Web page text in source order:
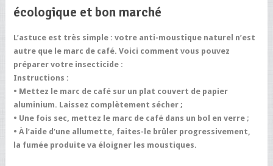
écologique et bon marché
L’astuce est très simple : votre anti-moustique naturel n’est
autre que le marc de café. Voici comment vous pouvez
préparer votre insecticide :
Instructions :
• Mettez le marc de café sur un plat couvert de papier
aluminium. Laissez complètement sécher ;
• Une fois sec, mettez le marc de café dans un bol en verre ;
• À l’aide d’une allumette, faites-le brûler progressivement,
la fumée produite va éloigner les moustiques.